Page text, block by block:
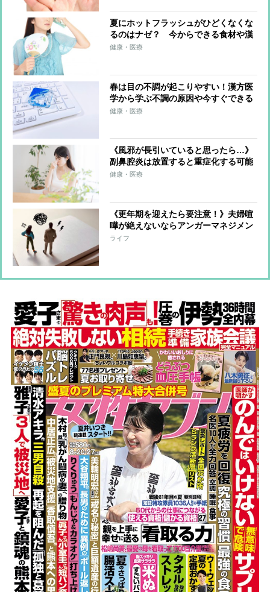
夏にホットフラッシュがひどくなくな
るのはナゼ？ 今からできる食材や漢
方による体質改善対策
健康・医療
春は目の不調が起こりやすい！漢方医
学から学ぶ不調の原因や今すぐできる
対策
健康・医療
《風邪が長引いていると思ったら…》
副鼻腔炎は放置すると重症化する可能
性も！食事や漢方薬などでセルフケア
健康・医療
《更年期を迎えたら要注意！》夫婦喧
嘩が絶えないならアンガーマネジメン
ト＋食事・漢方で怒りのコントロール
ライフ